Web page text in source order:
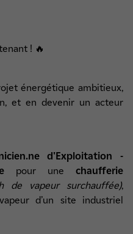
! 🔥
énergétique ambitieux,
et en devenir un acteur
d'Exploitation -
pour une chaufferie
de vapeur surchauffée),
d’un site industriel